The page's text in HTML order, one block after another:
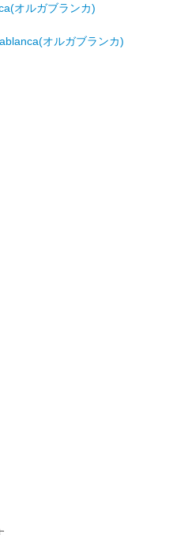
オルガブランカ)
オルガブランカ)